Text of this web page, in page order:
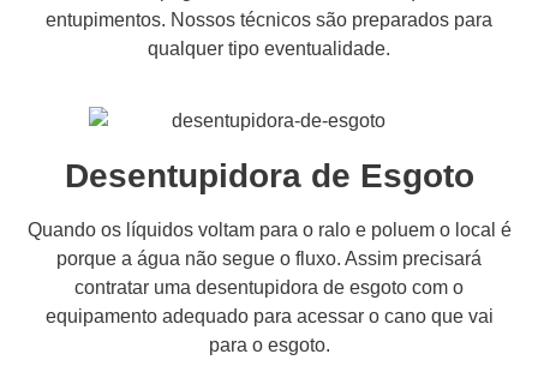
entupimentos. Nossos técnicos são preparados para
qualquer tipo eventualidade.
Desentupidora de Esgoto
Quando os líquidos voltam para o ralo e poluem o local é
porque a água não segue o fluxo. Assim precisará
contratar uma desentupidora de esgoto com o
equipamento adequado para acessar o cano que vai
para o esgoto.